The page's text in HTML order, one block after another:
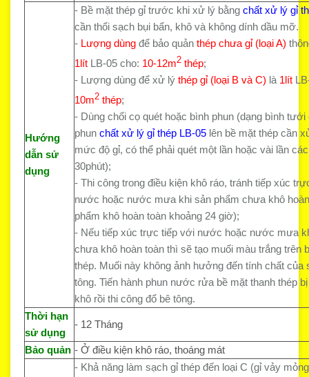
Hướng
dẫn sử
dụng
- Bề mặt thép gỉ trước khi xử lý bằng chất xử lý gỉ
cần thổi sạch bụi bẩn, khô và không dính dầu mỡ.
- Lượng dùng để bảo quản thép chưa gỉ (loại A)
1lít LB-05 cho: 10-12m2 thép;
- Lượng dùng để xử lý thép gỉ (loại B và C) là 1lít
10m2 thép;
- Dùng chổi cọ quét hoặc bình phun (dạng bình tưới
phun chất xử lý gỉ thép LB-05 lên bề mặt thép cần
mức độ gỉ, có thể phải quét một lần hoặc vài lần
30phút);
- Thi công trong điều kiện khô ráo, tránh tiếp xúc
nước hoặc nước mưa khi sản phẩm chưa khô
phẩm khô hoàn toàn khoảng 24 giờ);
- Nếu tiếp xúc trực tiếp với nước hoặc nước mưa
chưa khô hoàn toàn thì sẽ tạo muối màu trắng trên
thép. Muối này không ảnh hưởng đến tính chất của
tông. Tiến hành phun nước rửa bề mặt thanh thép
khô rồi thi công đổ bê tông.
Thời hạn
sử dụng
- 12 Tháng
Bảo quản - Ở điều kiện khô ráo, thoáng mát
- Khả năng làm sạch gỉ thép đến loại C (gỉ vảy